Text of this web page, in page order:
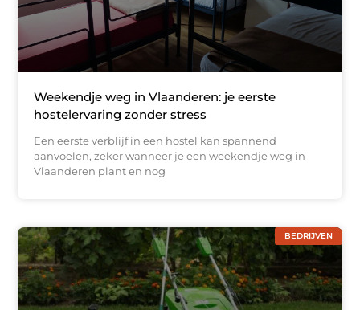
Weekendje weg in Vlaanderen: je eerste
hostelervaring zonder stress
Een eerste verblijf in een hostel kan spannend
aanvoelen, zeker wanneer je een weekendje weg in
Vlaanderen plant en nog
BEDRIJVEN